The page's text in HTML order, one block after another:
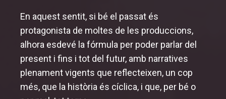
MemoriJove
Sessions especials
En aquest sentit, si bé el passat és
protagonista de moltes de les produccions,
alhora esdevé la fórmula per poder parlar del
present i fins i tot del futur, amb narratives
plenament vigents que reflecteixen, un cop
més, que la història és cíclica, i que, per bé o